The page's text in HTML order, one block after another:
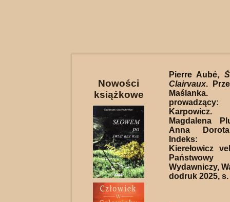
Nowości
książkowe
Pierre Aubé,
Clairvaux.
Magdalena
Anna
Indeks:
Kierełowicz
Wydawniczy,
dodruk 2025, s.